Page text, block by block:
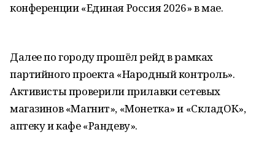
конференции «Единая Россия 2026» в мае.
Далее по городу прошёл рейд в рамках
партийного проекта «Народный контроль».
Активисты проверили прилавки сетевых
магазинов «Магнит», «Монетка» и «СкладОК»,
аптеку и кафе «Рандеву».